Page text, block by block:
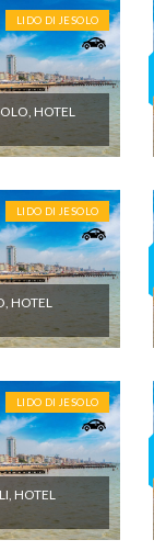
LIDO DI JESOLO
HOTEL
LIDO DI JESOLO
HOTEL
LIDO DI JESOLO
HOTEL